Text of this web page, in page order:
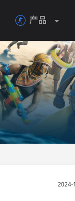
 产品
2024-